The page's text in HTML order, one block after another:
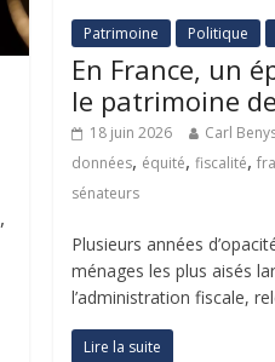
,
Patrimoine Politique
En France, un
le patrimoine
18 juin 2026 Carl
données, équité,fiscalité,
sénateurs
Plusieurs années
ménages les plus aisés
l’administration fiscale,
Lire la suite